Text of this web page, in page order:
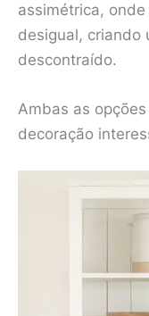
assimétrica,
desigual, criando
descontraído.
Ambas as
decoração